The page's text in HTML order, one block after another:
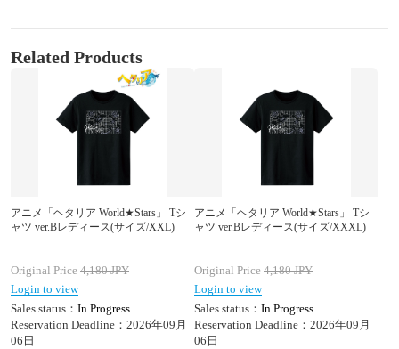
Related Products
アニメ「ヘタリア World★Stars」 Tシ
ャツ ver.Bレディース(サイズ/XXL)
Original Price 4,180JPY
Login to view
Sales status： In Progress
Reservation Deadline：2026年09月
06日
アニメ「ヘタリア World★Stars」 Tシ
ャツ ver.Bレディース(サイズ/XXXL)
Original Price 4,180JPY
Login to view
Sales status： In Progress
Reservation Deadline：2026年09月
06日